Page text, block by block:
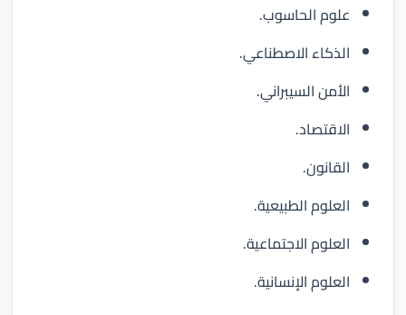
علوم الحاسوب.
الذكاء الاصطناعي.
الأمن السيبراني.
الاقتصاد.
القانون.
العلوم الطبيعية.
العلوم الاجتماعية.
العلوم الإنسانية.